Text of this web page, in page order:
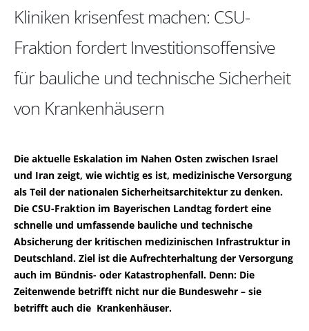
Kliniken krisenfest machen: CSU-
Fraktion fordert Investitionsoffensive
für bauliche und technische Sicherheit
von Krankenhäusern
Die aktuelle Eskalation im Nahen Osten zwischen Israel
und Iran zeigt, wie wichtig es ist, medizinische Versorgung
als Teil der nationalen Sicherheitsarchitektur zu denken.
Die CSU-Fraktion im Bayerischen Landtag fordert eine
schnelle und umfassende bauliche und technische
Absicherung der kritischen medizinischen Infrastruktur in
Deutschland. Ziel ist die Aufrechterhaltung der Versorgung
auch im Bündnis- oder Katastrophenfall. Denn: Die
Zeitenwende betrifft nicht nur die Bundeswehr – sie
betrifft auch die Krankenhäuser.